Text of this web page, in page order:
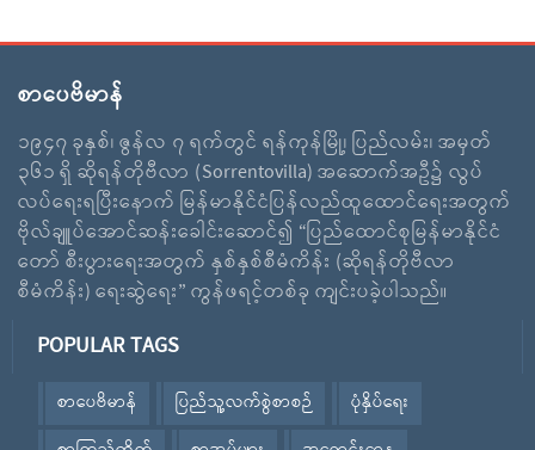
စာပေဗိမာန်
၁၉၄၇ ခုနှစ်၊ ဇွန်လ ၇ ရက်တွင် ရန်ကုန်မြို့၊ ပြည်လမ်း၊ အမှတ်
၃၆၁ ရှိ ဆိုရန်တိုဗီလာ (Sorrentovilla) အဆောက်အဦ၌ လွပ်
လပ်ရေးရပြီးနောက် မြန်မာနိုင်ငံပြန်လည်ထူထောင်ရေးအတွက်
ဗိုလ်ချူပ်အောင်ဆန်းခေါင်းဆောင်၍ “ပြည်ထောင်စုမြန်မာနိုင်ငံ
တော် စီးပွားရေးအတွက် နှစ်နှစ်စီမံကိန်း (ဆိုရန်တိုဗီလာ
စီမံကိန်း) ရေးဆွဲရေး” ကွန်ဖရင့်တစ်ခု ကျင်းပခဲ့ပါသည်။
POPULAR TAGS
စာပေဗိမာန် ပြည်သူ့လက်စွဲစာစဉ်
ပုံနှိပ်ရေး